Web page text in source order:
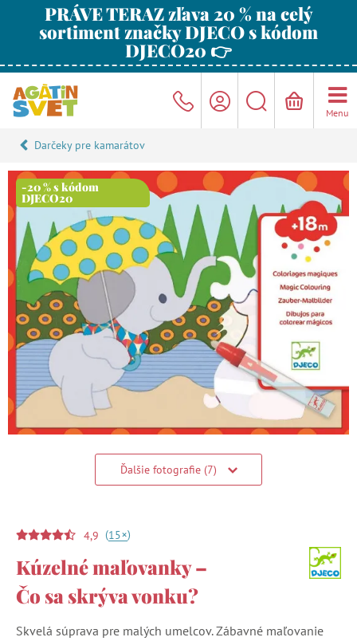
PRÁVE TERAZ zľava 20 % na celý
sortiment značky DJECO s kódom
DJECO20 👉
Menu
Darčeky pre kamarátov
-20 % s kódom
DJECO20
Ďalšie fotografie (7)
4,9 (15+)
Kúzelné maľovanky –
Čo sa skrýva vonku?
Skvelá súprava pre malých umelcov. Zábavné maľovanie